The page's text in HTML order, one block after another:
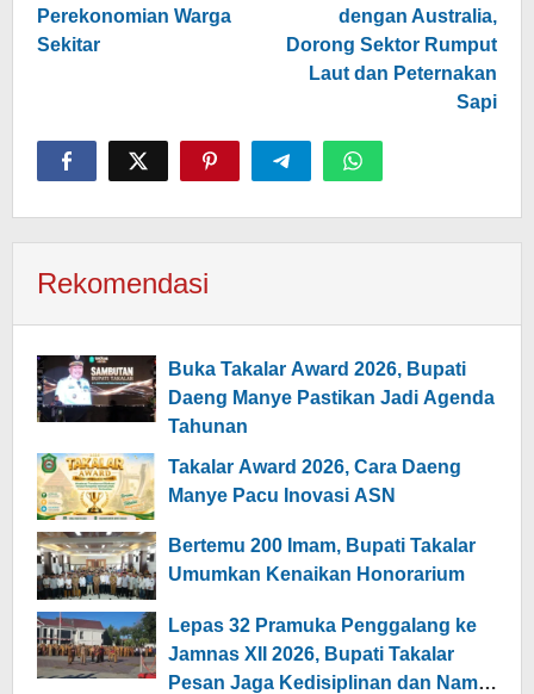
Perekonomian Warga
Sekitar
dengan Australia,
Dorong Sektor Rumput
Laut dan Peternakan
Sapi
Rekomendasi
Buka Takalar Award 2026, Bupati
Daeng Manye Pastikan Jadi Agenda
Tahunan
Takalar Award 2026, Cara Daeng
Manye Pacu Inovasi ASN
Bertemu 200 Imam, Bupati Takalar
Umumkan Kenaikan Honorarium
Lepas 32 Pramuka Penggalang ke
Jamnas XII 2026, Bupati Takalar
Pesan Jaga Kedisiplinan dan Nama